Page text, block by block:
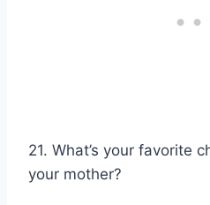
21. What’s your favorite
your mother?